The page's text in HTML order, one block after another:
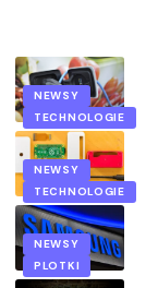
NEWSY
TECHNOLOGIE
NEWSY
TECHNOLOGIE
NEWSY
PLOTKI